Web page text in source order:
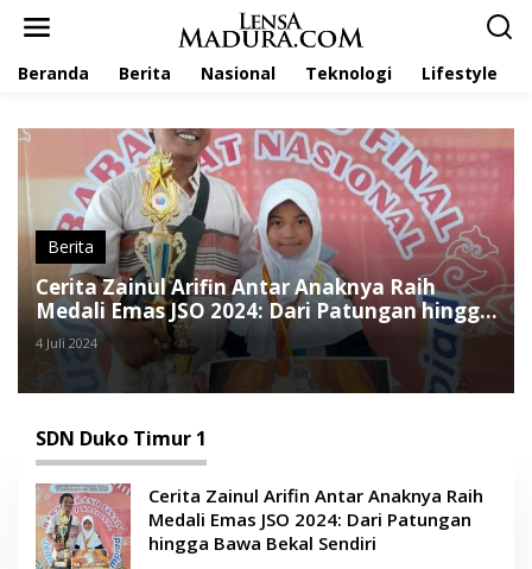
Beranda Berita Nasional Teknologi Lifestyle
Berita
Cerita Zainul Arifin Antar Anaknya Raih
Medali Emas JSO 2024: Dari Patungan hingga
Bawa Bekal Sendiri
4 Juli 2024
SDN Duko Timur 1
Cerita Zainul Arifin Antar Anaknya Raih
Medali Emas JSO 2024: Dari Patungan
hingga Bawa Bekal Sendiri